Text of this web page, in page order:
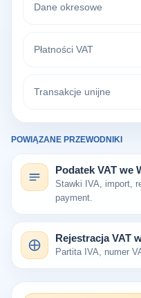
Dane okresowe
Płatności VAT
Transakcje unijne
POWIĄZANE PRZEWODNIKI
Podatek VAT we
Stawki IVA, import,
payment.
Rejestracja VAT
Partita IVA, numer